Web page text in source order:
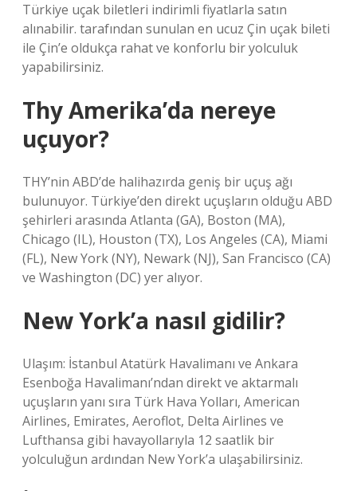
Türkiye uçak biletleri indirimli fiyatlarla satın
alınabilir. tarafından sunulan en ucuz Çin uçak bileti
ile Çin’e oldukça rahat ve konforlu bir yolculuk
yapabilirsiniz.
Thy Amerika’da nereye
uçuyor?
THY’nin ABD’de halihazırda geniş bir uçuş ağı
bulunuyor. Türkiye’den direkt uçuşların olduğu ABD
şehirleri arasında Atlanta (GA), Boston (MA),
Chicago (IL), Houston (TX), Los Angeles (CA), Miami
(FL), New York (NY), Newark (NJ), San Francisco (CA)
ve Washington (DC) yer alıyor.
New York’a nasıl gidilir?
Ulaşım: İstanbul Atatürk Havalimanı ve Ankara
Esenboğa Havalimanı’ndan direkt ve aktarmalı
uçuşların yanı sıra Türk Hava Yolları, American
Airlines, Emirates, Aeroflot, Delta Airlines ve
Lufthansa gibi havayollarıyla 12 saatlik bir
yolculuğun ardından New York’a ulaşabilirsiniz.